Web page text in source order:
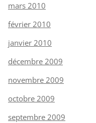
mars 2010
février 2010
janvier 2010
décembre 2009
novembre 2009
octobre 2009
septembre 2009